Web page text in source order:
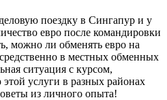
поездку в Сингапур и у
евро после командировки
можно ли обменять евро на
в местных обменных
ситуация с курсом,
услуги в разных районах
из личного опыта!